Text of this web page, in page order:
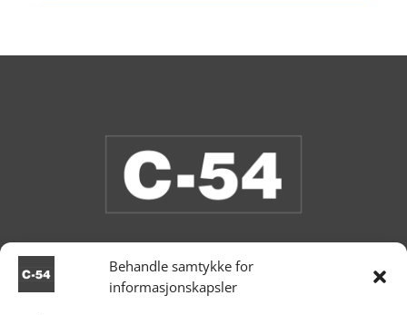
Behandle samtykke for
informasjonskapsler